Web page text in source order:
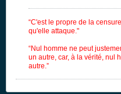
“C'est le propre de la
qu'elle attaque."
“Nul homme ne peut
un autre, car, à la vérité, nul
autre.”